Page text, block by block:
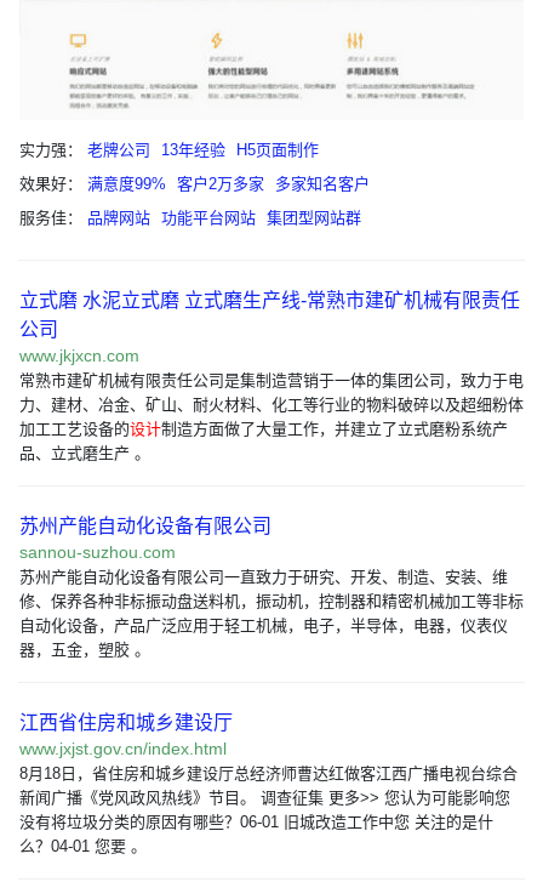
实力强： 老牌公司 13年经验
H5页面制作
效果好：
满意度99% 客户2万多家
多家知名客户
服务佳：
品牌网站 功能平台网站 集团型网站群
立式磨 水泥立式磨 立式磨生产线-常熟市建矿机械有限责任
公司
www.jkjxcn.com
常熟市建矿机械有限责任公司是集制造营销于一体的集团公司，致力于电
力、建材、冶金、矿山、耐火材料、化工等行业的物料破碎以及超细粉体
加工工艺设备的设计制造方面做了大量工作，并建立了立式磨粉系统产
品、立式磨生产 。
苏州产能自动化设备有限公司
sannou-suzhou.com
苏州产能自动化设备有限公司一直致力于研究、开发、制造、安装、维
修、保养各种非标振动盘送料机，振动机，控制器和精密机械加工等非标
自动化设备，产品广泛应用于轻工机械，电子，半导体，电器，仪表仪
器，五金，塑胶 。
江西省住房和城乡建设厅
www.jxjst.gov.cn/index.html
8月18日，省住房和城乡建设厅总经济师曹达红做客江西广播电视台综合
新闻广播《党风政风热线》节目。 调查征集 更多>> 您认为可能影响您
没有将垃圾分类的原因有哪些？06-01 旧城改造工作中您 关注的是什
么？04-01 您要 。